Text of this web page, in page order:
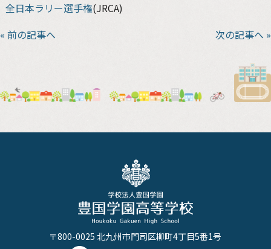
全日本ラリー選手権(JRCA)
« 前の記事へ
次の記事へ »
〒800-0025 北九州市門司区柳町4丁目5番1号